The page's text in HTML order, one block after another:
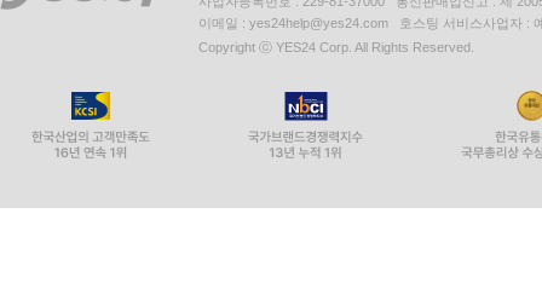
이메일 : yes24help@yes24.com 호스팅 서비스사업자 :
Copyright ⓒ YES24 Corp. All Rights Reserved.